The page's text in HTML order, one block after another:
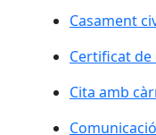
Casament
Certificat
Cita amb